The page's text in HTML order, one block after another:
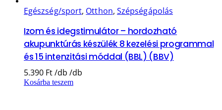
Egészség/sport, Otthon, Szépségápolás
Izom és idegstimulátor – hordozható
akupunktúrás készülék 8 kezelési programmal
és 15 intenzitási móddal (BBL) (BBV)
5.390 Ft
Kosárba teszem